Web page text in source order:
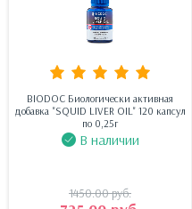
BIODOC Биологически активная
добавка "SQUID LIVER OIL" 120 капсул
по 0,25г
В наличии
1450.00руб.